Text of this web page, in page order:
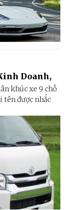
Doanh,
khúc xe 9 chỗ
tên được nhắc